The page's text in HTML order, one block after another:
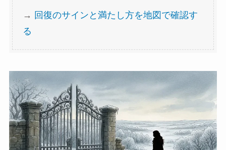
→ 回復のサインと満たし方を地図で確認す
る